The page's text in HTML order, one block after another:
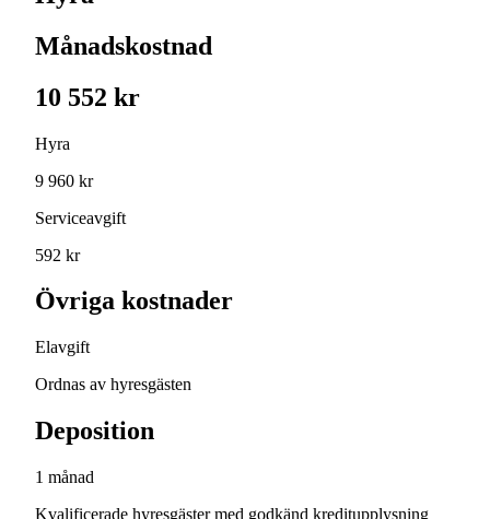
Månadskostnad
10 552 kr
Hyra
9 960 kr
Serviceavgift
592 kr
Övriga kostnader
Elavgift
Ordnas av hyresgästen
Deposition
1 månad
Kvalificerade hyresgäster med godkänd kreditupplysning